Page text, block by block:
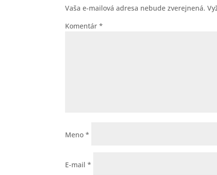
Vaša e-mailová adresa nebude zverejnená.
Komentár*
Meno*
E-mail*